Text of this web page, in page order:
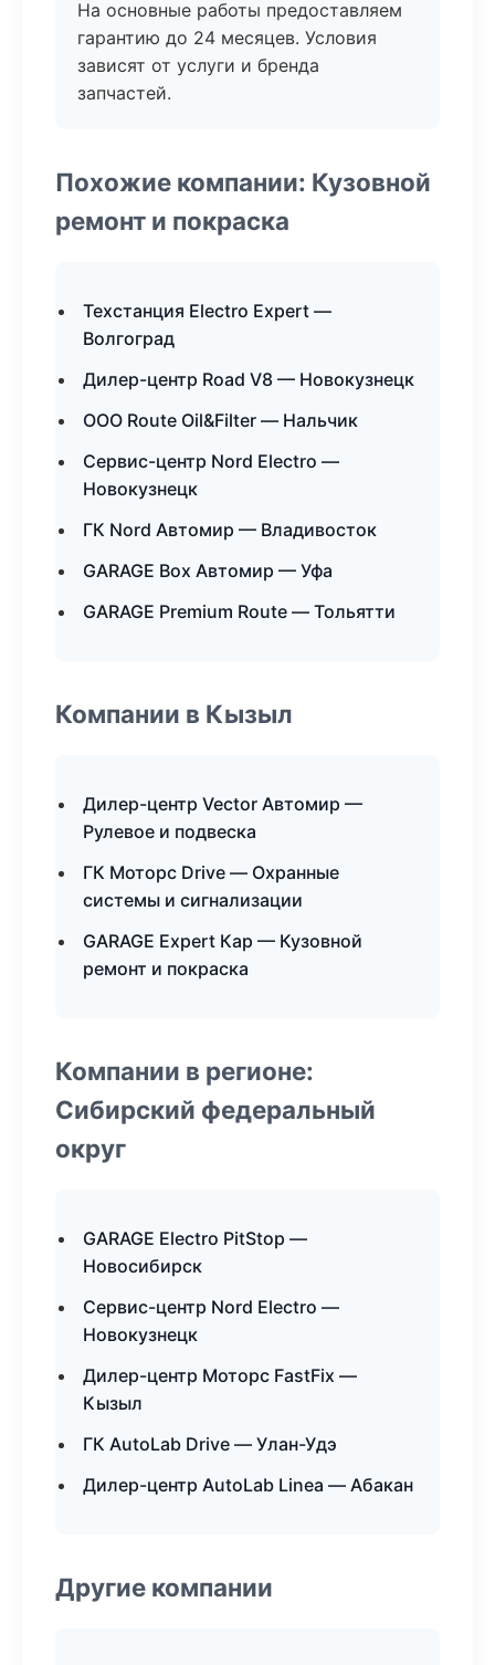
На основные работы предоставляем
гарантию до 24 месяцев. Условия
зависят от услуги и бренда
запчастей.
Похожие компании: Кузовной
ремонт и покраска
Техстанция Electro Expert —
Волгоград
Дилер-центр Road V8 — Новокузнецк
ООО Route Oil&Filter — Нальчик
Сервис-центр Nord Electro —
Новокузнецк
ГК Nord Автомир — Владивосток
GARAGE Box Автомир — Уфа
GARAGE Premium Route — Тольятти
Компании в Кызыл
Дилер-центр Vector Автомир —
Рулевое и подвеска
ГК Моторс Drive — Охранные
системы и сигнализации
GARAGE Expert Кар — Кузовной
ремонт и покраска
Компании в регионе:
Сибирский федеральный
округ
GARAGE Electro PitStop —
Новосибирск
Сервис-центр Nord Electro —
Новокузнецк
Дилер-центр Моторс FastFix —
Кызыл
ГК AutoLab Drive — Улан-Удэ
Дилер-центр AutoLab Linea — Абакан
Другие компании